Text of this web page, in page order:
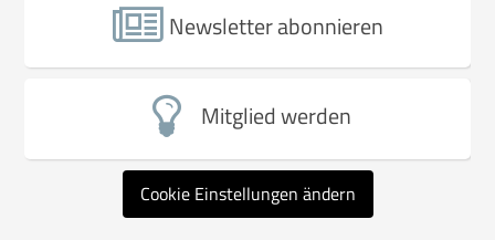
Newsletter abonnieren
Mitglied werden
Cookie Einstellungen ändern